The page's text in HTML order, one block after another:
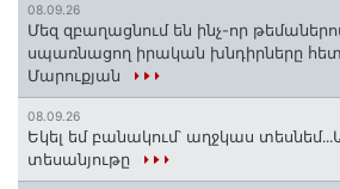
08.09.26
Մեզ զբաղացնում են ինչ-որ
սպառնացող իրական խնդիրները
Մարուքյան
08.09.26
Եկել եմ բանակում՝ աղջկաս
տեսանյութը